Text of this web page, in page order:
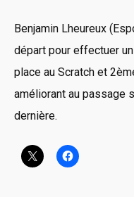
Benjamin Lheureux
départ pour effectuer
place au Scratch et
améliorant au passage
dernière.